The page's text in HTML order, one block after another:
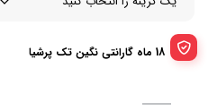
18 ماه گارانتی نگین تک پرشیا